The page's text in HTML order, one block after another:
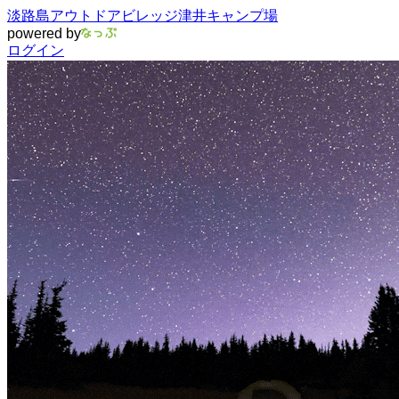
淡路島アウトドアビレッジ津井キャンプ場
powered by
ログイン